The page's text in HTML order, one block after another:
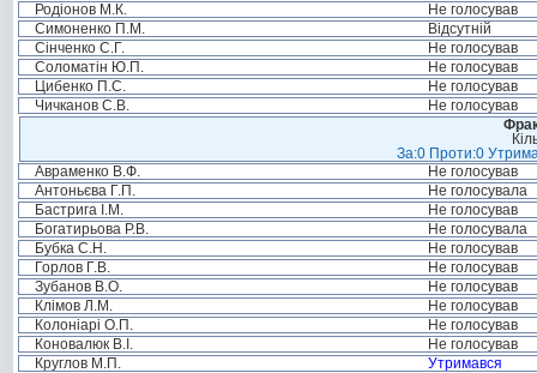
Родіонов М.К.
Не голосував
Симоненко П.М.
Відсутній
Сінченко С.Г.
Не голосував
Соломатін Ю.П.
Не голосував
Цибенко П.С.
Не голосував
Чичканов С.В.
Не голосував
За:0 Проти:0
Авраменко В.Ф.
Не голосував
Антоньєва Г.П.
Не голосувала
Бастрига І.М.
Не голосував
Богатирьова Р.В.
Не голосувала
Бубка С.Н.
Не голосував
Горлов Г.В.
Не голосував
Зубанов В.О.
Не голосував
Клімов Л.М.
Не голосував
Колоніарі О.П.
Не голосував
Коновалюк В.І.
Не голосував
Круглов М.П.
Утримався